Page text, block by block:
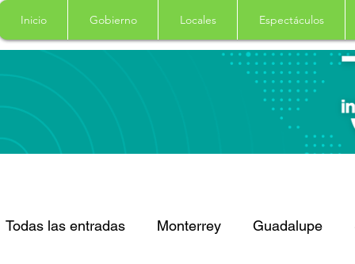
Inicio Gobierno Locales Espectáculos
Todas las entradas Monterrey Guadalupe